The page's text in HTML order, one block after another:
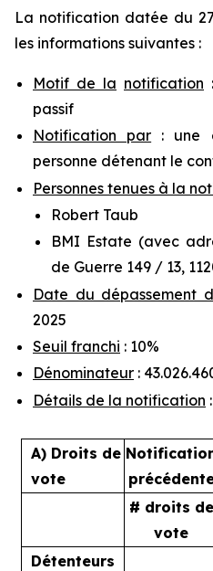
La notification datée du
les informations suivantes :
Motif de la notification
passif
Notification par : une
personne détenant le
Personnes tenues à la
Robert Taub
BMI Estate (avec
de Guerre 149 / 13,
Date du dépassement
2025
Seuil franchi : 10%
Dénominateur :
Détails de la notification :
A) Droits de
vote
# droits de
vote
Détenteurs